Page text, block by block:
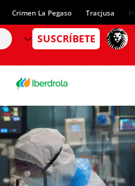
Crimen La Pegaso Tracjusa